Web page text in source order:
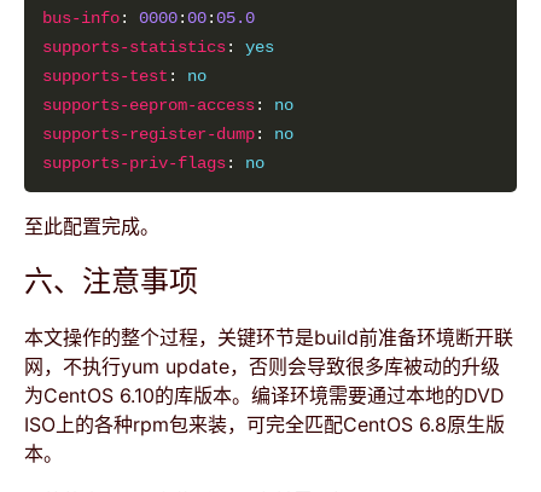
bus-info: 0000:00:05.0
supports-statistics: yes
supports-test : no
supports-eeprom-access: no
supports-register-dump: no
supports-priv-flags: no
至此配置完成。
六、注意事项
本文操作的整个过程，关键环节是build前准备环境断开联
网，不执行yum update，否则会导致很多库被动的升级
为CentOS 6.10的库版本。编译环境需要通过本地的DVD
ISO上的各种rpm包来装，可完全匹配CentOS 6.8原生版
本。